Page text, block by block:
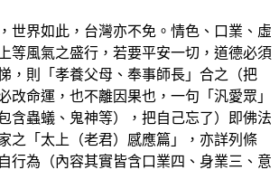
世界如此，台灣亦不免。情色、口業、虛
等風氣之盛行，若要平安一切，道德必須
，則「孝養父母、奉事師長」合之（把
改命運，也不離因果也，一句「汎愛眾」
含蟲蟻、鬼神等），把自己忘了）即佛法
之「太上（老君）感應篇」，亦詳列條
行為（內容其實皆含口業四、身業三、意